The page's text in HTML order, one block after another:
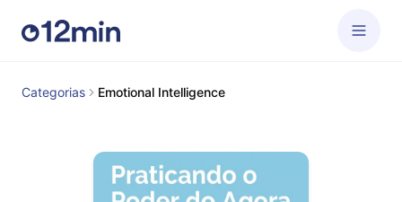
Categorias Emotional Intelligence